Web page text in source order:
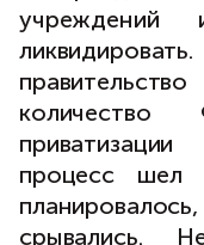
учреждений
процесс шел
срывались.